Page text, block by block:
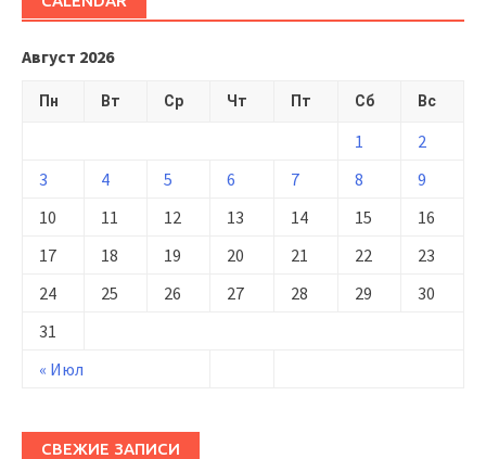
Август 2026
Пн Вт Ср Чт Пт Сб Вс
« Июл
1
2
3
4 5 6 7 8
9
10
11 12 13 14 15
16
17
18 19 20 21 22
23
24
25 26 27 28 29
30
31
СВЕЖИЕ ЗАПИСИ